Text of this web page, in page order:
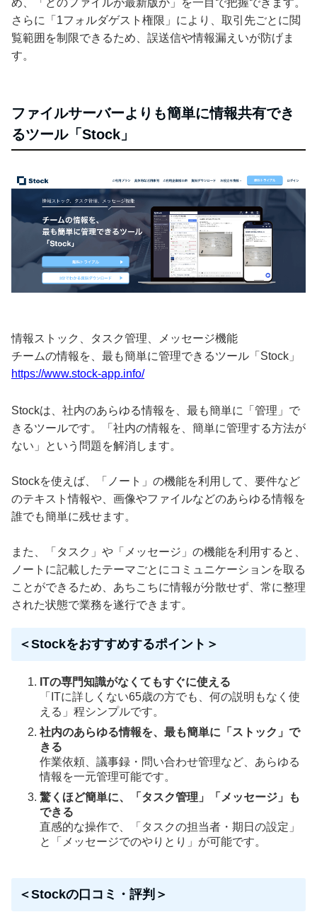
め、「どのファイルが最新版か」を一目で把握できます。
さらに「1フォルダゲスト権限」により、取引先ごとに閲
覧範囲を制限できるため、誤送信や情報漏えいが防げま
す。
ファイルサーバーよりも簡単に情報共有でき
るツール「Stock」
情報ストック、タスク管理、メッセージ機能
チームの情報を、最も簡単に管理できるツール「Stock」
https://www.stock-app.info/
Stockは、社内のあらゆる情報を、最も簡単に「管理」で
きるツールです。「社内の情報を、簡単に管理する方法が
ない」という問題を解消します。
Stockを使えば、「ノート」の機能を利用して、要件など
のテキスト情報や、画像やファイルなどのあらゆる情報を
誰でも簡単に残せます。
また、「タスク」や「メッセージ」の機能を利用すると、
ノートに記載したテーマごとにコミュニケーションを取る
ことができるため、あちこちに情報が分散せず、常に整理
された状態で業務を遂行できます。
＜Stockをおすすめするポイント＞
ITの専門知識がなくてもすぐに使える
「ITに詳しくない65歳の方でも、何の説明もなく使
える」程シンプルです。
社内のあらゆる情報を、最も簡単に「ストック」で
きる
作業依頼、議事録・問い合わせ管理など、あらゆる
情報を一元管理可能です。
驚くほど簡単に、「タスク管理」「メッセージ」も
できる
直感的な操作で、「タスクの担当者・期日の設定」
と「メッセージでのやりとり」が可能です。
＜Stockの口コミ・評判＞